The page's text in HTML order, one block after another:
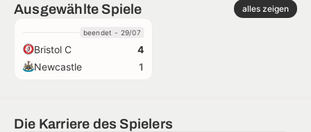
Ausgewählte Spiele alles zeigen
beendet - 29/07
Bristol C
4
Newcastle
1
Die Karriere des Spielers